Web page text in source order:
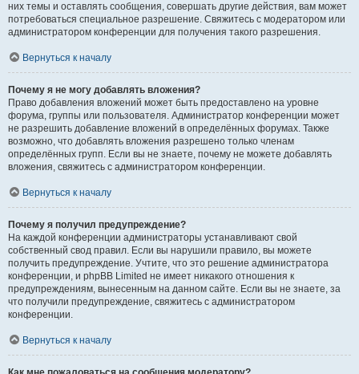
них темы и оставлять сообщения, совершать другие действия, вам может
потребоваться специальное разрешение. Свяжитесь с модератором или
администратором конференции для получения такого разрешения.
Вернуться к началу
Почему я не могу добавлять вложения?
Право добавления вложений может быть предоставлено на уровне
форума, группы или пользователя. Администратор конференции может
не разрешить добавление вложений в определённых форумах. Также
возможно, что добавлять вложения разрешено только членам
определённых групп. Если вы не знаете, почему не можете добавлять
вложения, свяжитесь с администратором конференции.
Вернуться к началу
Почему я получил предупреждение?
На каждой конференции администраторы устанавливают свой
собственный свод правил. Если вы нарушили правило, вы можете
получить предупреждение. Учтите, что это решение администратора
конференции, и phpBB Limited не имеет никакого отношения к
предупреждениям, вынесенным на данном сайте. Если вы не знаете, за
что получили предупреждение, свяжитесь с администратором
конференции.
Вернуться к началу